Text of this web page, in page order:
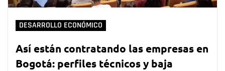
DESARROLLO ECONÓMICO
Así están contratando las empresas en
Bogotá: perfiles técnicos y baja